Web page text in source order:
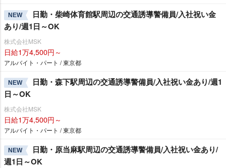
NEW
日勤・柴崎体育館駅周辺の交通誘導警備員/入社祝い金
あり/週1日～OK
株式会社MSK
日給1万4,500円～
アルバイト・パート / 東京都
NEW
日勤・森下駅周辺の交通誘導警備員/入社祝い金あり/週1
日～OK
株式会社MSK
日給1万4,500円～
アルバイト・パート / 東京都
NEW
日勤・原当麻駅周辺の交通誘導警備員/入社祝い金あり/
週1日～OK